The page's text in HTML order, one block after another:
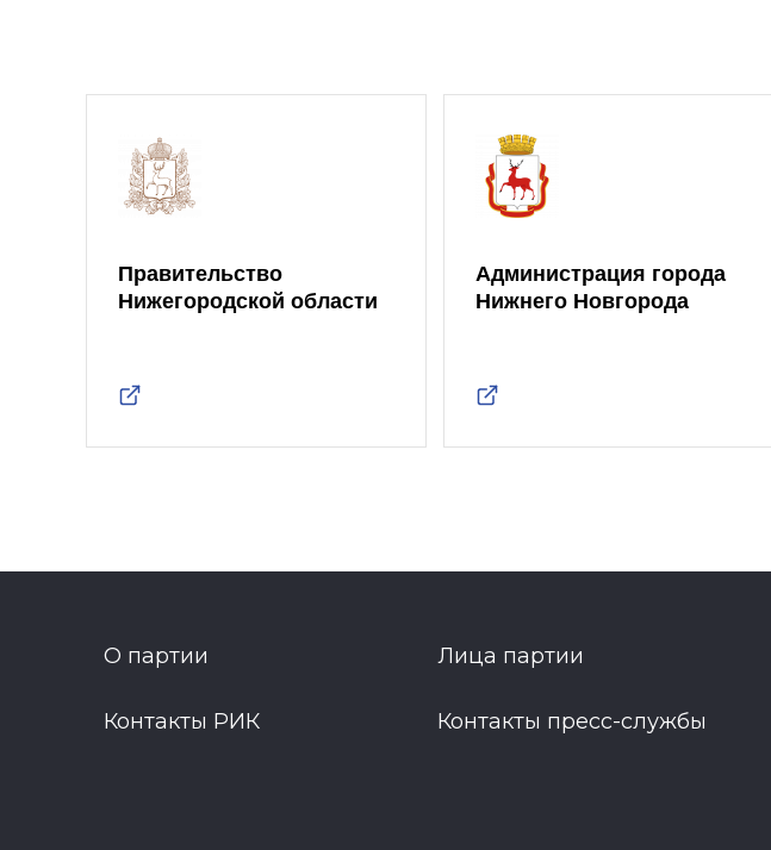
Правительство
Нижегородской области
Администрация города
Нижнего Новгорода
О партии Лица партии
Контакты РИК Контакты пресс-службы